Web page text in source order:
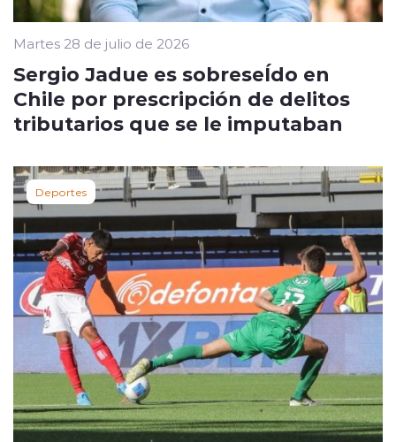
Martes 28 de julio de 2026
Sergio Jadue es sobreseÍdo en
Chile por prescripción de delitos
tributarios que se le imputaban
Deportes